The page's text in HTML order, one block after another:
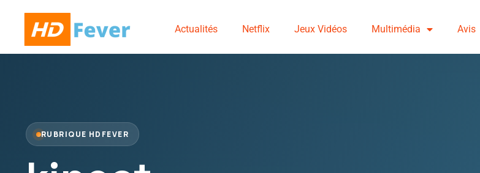
Actualités Netflix Jeux Vidéos Multimédia Avis
RUBRIQUE HDFEVER